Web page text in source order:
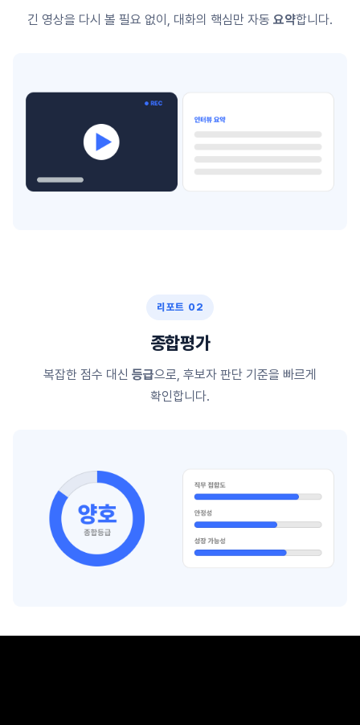
긴 영상을 다시 볼 필요 없이, 대화의 핵심만 자동 요약합니다.
리포트 02
종합평가
복잡한 점수 대신 등급으로, 후보자 판단 기준을 빠르게
확인합니다.